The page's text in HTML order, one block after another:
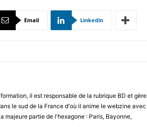
Email Linkedin
il est responsable de la rubrique BD et gère
le sud de la France d'où il anime le webzine avec
majeure partie de l'hexagone : Paris, Bayonne,